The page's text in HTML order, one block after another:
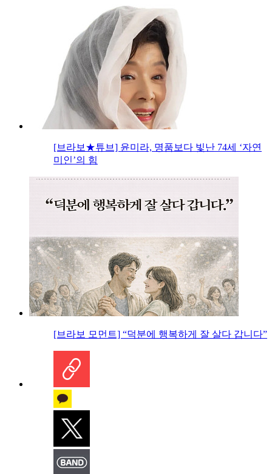
[브라보★튜브] 윤미라, 명품보다 빛난 74세 ‘자연
미인’의 힘
[브라보 모먼트] “덕분에 행복하게 잘 살다 갑니다”